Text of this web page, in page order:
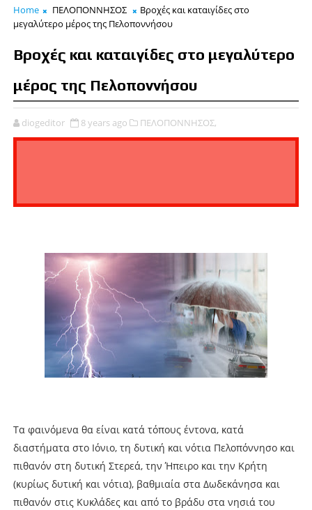
Home ΠΕΛΟΠΟΝΝΗΣΟΣ
Βροχές και καταιγίδες στο
μεγαλύτερο μέρος της Πελοποννήσου
Βροχές και καταιγίδες στο μεγαλύτερο
μέρος της Πελοποννήσου
diogeditor 8 years ago ΠΕΛΟΠΟΝΝΗΣΟΣ,
Τα φαινόμενα θα είναι κατά τόπους έντονα, κατά
διαστήματα στο Ιόνιο, τη δυτική και νότια Πελοπόννησο και
πιθανόν στη δυτική Στερεά, την Ήπειρο και την Κρήτη
(κυρίως δυτική και νότια), βαθμιαία στα Δωδεκάνησα και
πιθανόν στις Κυκλάδες και από το βράδυ στα νησιά του